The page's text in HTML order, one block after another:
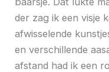
der zag ik een visje
afwisselende
en verschillende
afstand had ik een